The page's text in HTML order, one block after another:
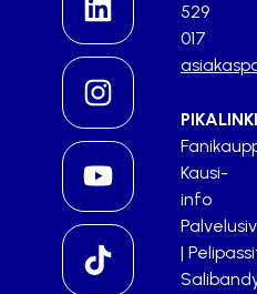
529
017
Kausi-
info
|